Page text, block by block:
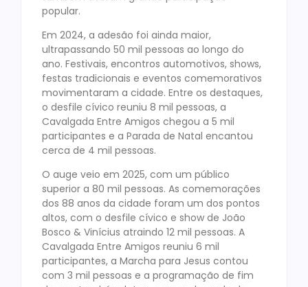
popular.
Em 2024, a adesão foi ainda maior,
ultrapassando 50 mil pessoas ao longo do
ano. Festivais, encontros automotivos, shows,
festas tradicionais e eventos comemorativos
movimentaram a cidade. Entre os destaques,
o desfile cívico reuniu 8 mil pessoas, a
Cavalgada Entre Amigos chegou a 5 mil
participantes e a Parada de Natal encantou
cerca de 4 mil pessoas.
O auge veio em 2025, com um público
superior a 80 mil pessoas. As comemorações
dos 88 anos da cidade foram um dos pontos
altos, com o desfile cívico e show de João
Bosco & Vinícius atraindo 12 mil pessoas. A
Cavalgada Entre Amigos reuniu 6 mil
participantes, a Marcha para Jesus contou
com 3 mil pessoas e a programação de fim